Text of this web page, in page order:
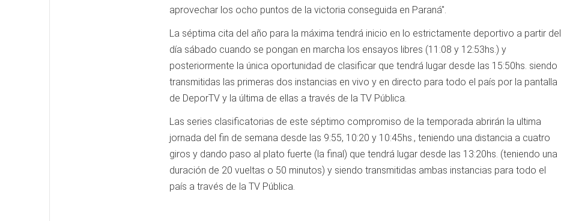
aprovechar los ocho puntos de la victoria conseguida en Paraná".
La séptima cita del año para la máxima tendrá inicio en lo estrictamente deportivo a partir del
día sábado cuando se pongan en marcha los ensayos libres (11:08 y 12:53hs.) y
posteriormente la única oportunidad de clasificar que tendrá lugar desde las 15:50hs. siendo
transmitidas las primeras dos instancias en vivo y en directo para todo el país por la pantalla
de DeporTV y la última de ellas a través de la TV Pública.
Las series clasificatorias de este séptimo compromiso de la temporada abrirán la ultima
jornada del fin de semana desde las 9:55, 10:20 y 10:45hs., teniendo una distancia a cuatro
giros y dando paso al plato fuerte (la final) que tendrá lugar desde las 13:20hs. (teniendo una
duración de 20 vueltas o 50 minutos) y siendo transmitidas ambas instancias para todo el
país a través de la TV Pública.